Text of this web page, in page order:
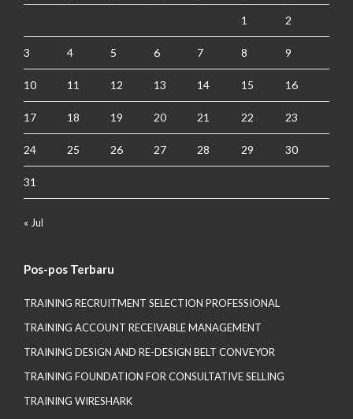
1 2
3 4 5 6 7 8 9
10 11 12 13 14 15 16
17 18 19 20 21 22 23
24 25 26 27 28 29 30
31
« Jul
Pos-pos Terbaru
TRAINING RECRUITMENT SELECTION PROFESSIONAL
TRAINING ACCOUNT RECEIVABLE MANAGEMENT
TRAINING DESIGN AND RE-DESIGN BELT CONVEYOR
TRAINING FOUNDATION FOR CONSULTATIVE SELLING
TRAINING WIRESHARK